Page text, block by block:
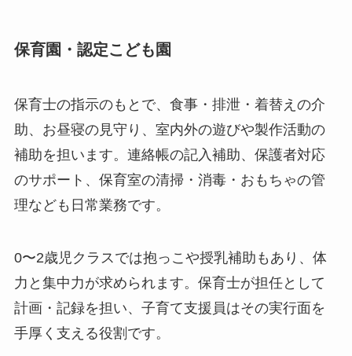
保育園・認定こども園
保育士の指示のもとで、食事・排泄・着替えの介
助、お昼寝の見守り、室内外の遊びや製作活動の
補助を担います。連絡帳の記入補助、保護者対応
のサポート、保育室の清掃・消毒・おもちゃの管
理なども日常業務です。
0〜2歳児クラスでは抱っこや授乳補助もあり、体
力と集中力が求められます。保育士が担任として
計画・記録を担い、子育て支援員はその実行面を
手厚く支える役割です。